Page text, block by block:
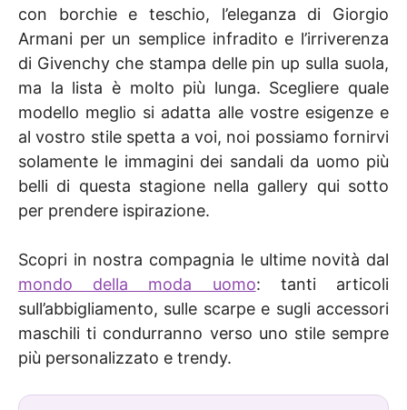
con borchie e teschio, l’eleganza di Giorgio
Armani per un semplice infradito e l’irriverenza
di Givenchy che stampa delle pin up sulla suola,
ma la lista è molto più lunga. Scegliere quale
modello meglio si adatta alle vostre esigenze e
al vostro stile spetta a voi, noi possiamo fornirvi
solamente le immagini dei sandali da uomo più
belli di questa stagione nella gallery qui sotto
per prendere ispirazione.
Scopri in nostra compagnia le ultime novità dal
mondo della moda uomo: tanti articoli
sull’abbigliamento, sulle scarpe e sugli accessori
maschili ti condurranno verso uno stile sempre
più personalizzato e trendy.